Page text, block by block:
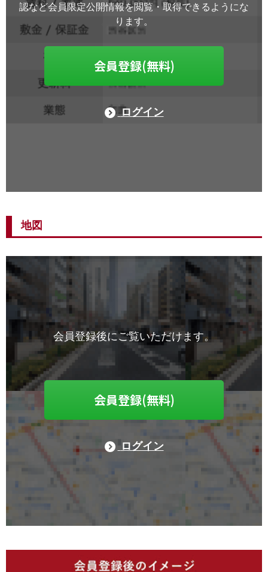
認など会員限定公開情報を閲覧・取得できるようにな
ります。
会員登録(無料)
ログイン
地図
会員登録後にご覧いただけます。
会員登録(無料)
ログイン